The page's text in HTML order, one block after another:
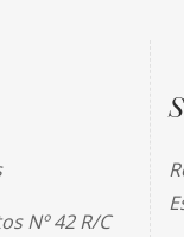
Nº 42 R/C